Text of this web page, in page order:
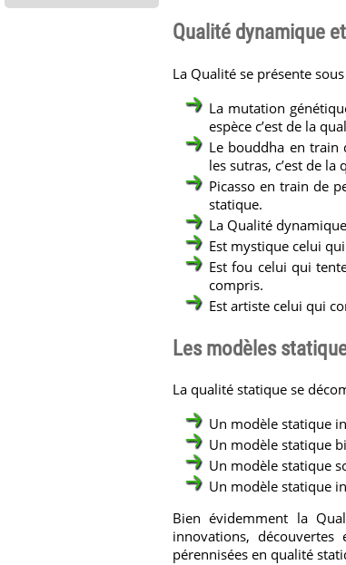
Qualité dynamique
La Qualité se présente
La mutation
espèce c’est de la
Le bouddha en train
les sutras, c’est de la
Picasso en train de
statique.
La Qualité
Est mystique celui
Est fou celui qui
compris.
Est artiste celui qui
Les modèles
La qualité statique se
Un modèle statique
Un modèle statique
Un modèle statique
Un modèle statique
Bien évidemment la
innovations,
pérennisées en qualité